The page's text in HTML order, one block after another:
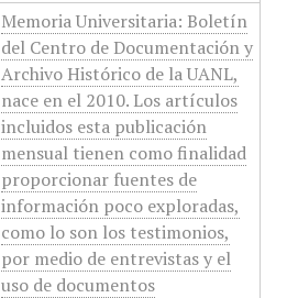
Memoria Universitaria: Boletín
del Centro de Documentación y
Archivo Histórico de la UANL,
nace en el 2010. Los artículos
incluidos esta publicación
mensual tienen como finalidad
proporcionar fuentes de
información poco exploradas,
como lo son los testimonios,
por medio de entrevistas y el
uso de documentos